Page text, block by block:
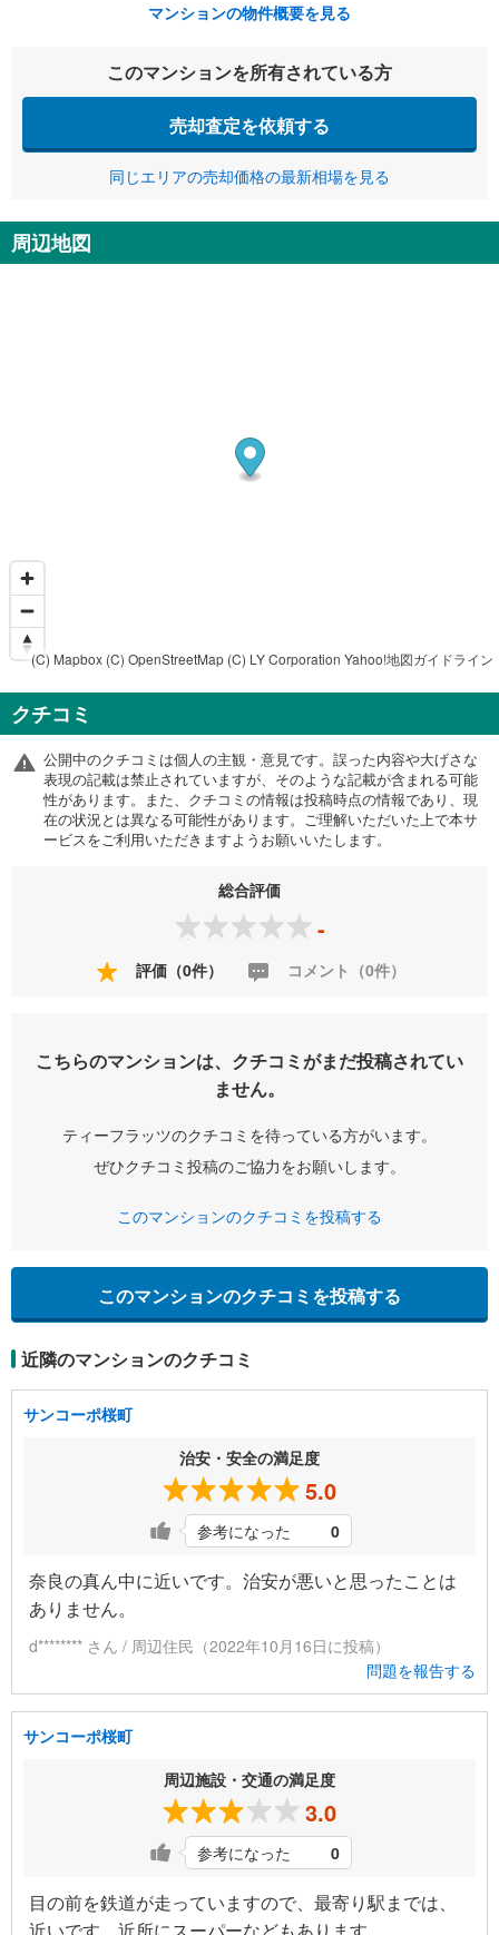
マンションの物件概要を見る
このマンションを所有されている方
売却査定を依頼する
同じエリアの売却価格の最新相場を見る
周辺地図
(C) Mapbox (C) OpenStreetMap (C) LY Corporation Yahoo!地図ガイドライン
クチコミ
公開中のクチコミは個人の主観・意見です。誤った内容や大げさな
表現の記載は禁止されていますが、そのような記載が含まれる可能
性があります。また、クチコミの情報は投稿時点の情報であり、現
在の状況とは異なる可能性があります。ご理解いただいた上で本サ
ービスをご利用いただきますようお願いいたします。
総合評価
-
評価（0件） コメント（0件）
こちらのマンションは、クチコミがまだ投稿されてい
ません。
ティーフラッツのクチコミを待っている方がいます。
ぜひクチコミ投稿のご協力をお願いします。
このマンションのクチコミを投稿する
このマンションのクチコミを投稿する
近隣のマンションのクチコミ
サンコーポ桜町
治安・安全の満足度
5.0
参考になった 0
奈良の真ん中に近いです。治安が悪いと思ったことは
ありません。
d******** さん / 周辺住民（2022年10月16日に投稿）
問題を報告する
サンコーポ桜町
周辺施設・交通の満足度
3.0
参考になった 0
目の前を鉄道が走っていますので、最寄り駅までは、